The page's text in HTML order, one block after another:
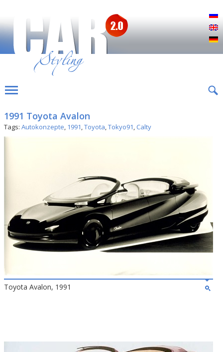
1991 Toyota Avalon
Tags: Autokonzepte, 1991,Toyota,Tokyo91, Calty
Toyota Avalon, 1991